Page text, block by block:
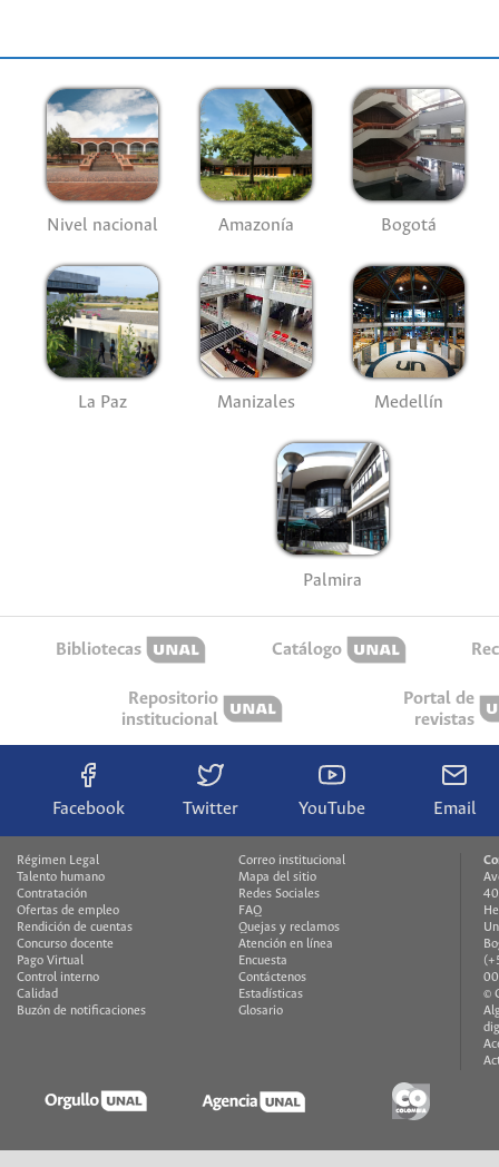
Nivel nacional Amazonía Bogotá
La Paz Manizales Medellín
Palmira
Bibliotecas Catálogo
Repositorio
institucional
Portal de
revistas
Facebook Twitter YouTube Email
Régimen Legal
Talento humano
Contratación
Ofertas de empleo
Rendición de cuentas
Concurso docente
Pago Virtual
Control interno
Calidad
Buzón de notificaciones
Correo institucional
Mapa del sitio
Redes Sociales
FAQ
Quejas y reclamos
Atención en línea
Encuesta
Contáctenos
Estadísticas
Glosario
©